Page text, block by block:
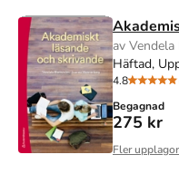
av
Häftad,
4.8
Begagnad
275 kr
Fler